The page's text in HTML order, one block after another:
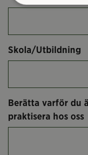
Skola/Utbildning
Berätta varför du
praktisera hos oss